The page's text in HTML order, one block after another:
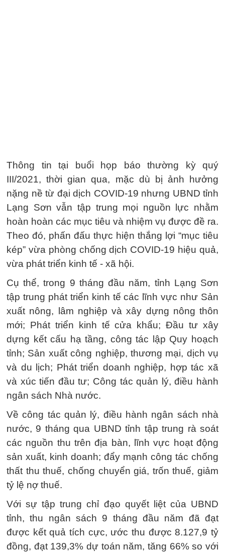
Thông tin tại buổi họp báo thường kỳ quý
III/2021, thời gian qua, mặc dù bị ảnh hưởng
nặng nề từ đại dịch COVID-19 nhưng UBND tỉnh
Lạng Sơn vẫn tập trung mọi nguồn lực nhằm
hoàn hoàn các mục tiêu và nhiệm vụ được đề ra.
Theo đó, phấn đấu thực hiện thắng lợi “mục tiêu
kép” vừa phòng chống dịch COVID-19 hiệu quả,
vừa phát triển kinh tế - xã hội.
Cụ thể, trong 9 tháng đầu năm, tỉnh Lạng Sơn
tập trung phát triển kinh tế các lĩnh vực như Sản
xuất nông, lâm nghiệp và xây dựng nông thôn
mới; Phát triển kinh tế cửa khẩu; Đầu tư xây
dựng kết cấu hạ tầng, công tác lập Quy hoạch
tỉnh; Sản xuất công nghiệp, thương mại, dịch vụ
và du lịch; Phát triển doanh nghiệp, hợp tác xã
và xúc tiến đầu tư; Công tác quản lý, điều hành
ngân sách Nhà nước.
Về công tác quản lý, điều hành ngân sách nhà
nước, 9 tháng qua UBND tỉnh tập trung rà soát
các nguồn thu trên địa bàn, lĩnh vực hoạt động
sản xuất, kinh doanh; đẩy mạnh công tác chống
thất thu thuế, chống chuyển giá, trốn thuế, giảm
tỷ lệ nợ thuế.
Với sự tập trung chỉ đạo quyết liệt của UBND
tỉnh, thu ngân sách 9 tháng đầu năm đã đạt
được kết quả tích cực, ước thu được 8.127,9 tỷ
đồng, đạt 139,3% dự toán năm, tăng 66% so với